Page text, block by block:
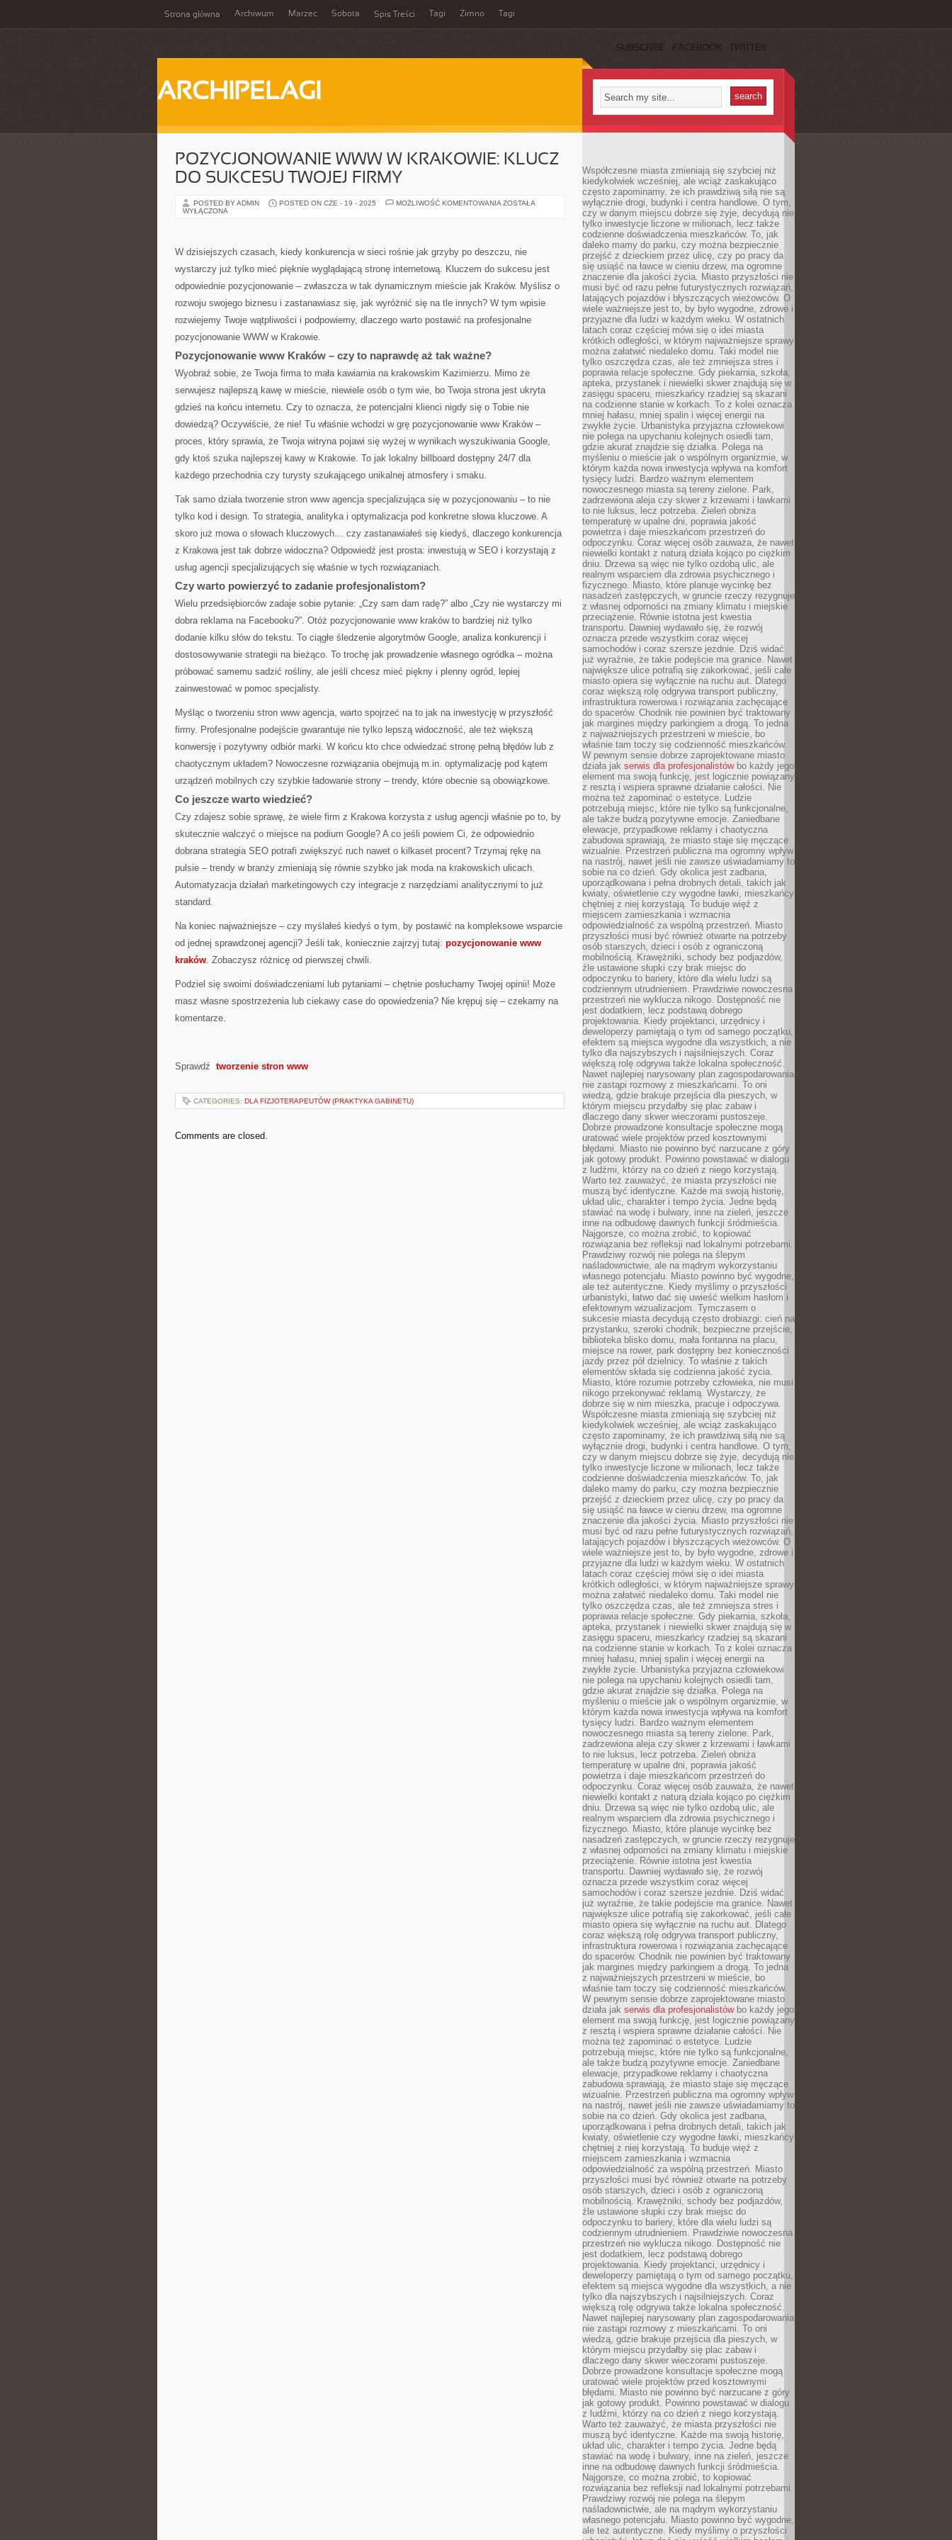
Strona główna Archiwum Marzec Sobota Spis Treści Tagi Zimno Tagi
SUBSCRIBE FACEBOOK TWITTER
ARCHIPELAGI
POZYCJONOWANIE WWW W KRAKOWIE: KLUCZ
DO SUKCESU TWOJEJ FIRMY
POSTED BY ADMIN POSTED ON CZE - 19 - 2025 MOŻLIWOŚĆ KOMENTOWANIA POZYCJONOWANIE
SUKCESU
TWOJEJ
FIRMY
ZOSTAŁA
WYŁĄCZONA
W dzisiejszych czasach, kiedy konkurencja w sieci rośnie jak grzyby po deszczu, nie
wystarczy już tylko mieć pięknie wyglądającą stronę internetową. Kluczem do sukcesu jest
odpowiednie pozycjonowanie – zwłaszcza w tak dynamicznym mieście jak Kraków. Myślisz o
rozwoju swojego biznesu i zastanawiasz się, jak wyróżnić się na tle innych? W tym wpisie
rozwiejemy Twoje wątpliwości i podpowiemy, dlaczego warto postawić na profesjonalne
pozycjonowanie WWW w Krakowie.
Pozycjonowanie www Kraków – czy to naprawdę aż tak ważne?
Wyobraź sobie, że Twoja firma to mała kawiarnia na krakowskim Kazimierzu. Mimo że
serwujesz najlepszą kawę w mieście, niewiele osób o tym wie, bo Twoja strona jest ukryta
gdzieś na końcu internetu. Czy to oznacza, że potencjalni klienci nigdy się o Tobie nie
dowiedzą? Oczywiście, że nie! Tu właśnie wchodzi w grę pozycjonowanie www Kraków –
proces, który sprawia, że Twoja witryna pojawi się wyżej w wynikach wyszukiwania Google,
gdy ktoś szuka najlepszej kawy w Krakowie. To jak lokalny billboard dostępny 24/7 dla
każdego przechodnia czy turysty szukającego unikalnej atmosfery i smaku.
Tak samo działa tworzenie stron www agencja specjalizująca się w pozycjonowaniu – to nie
tylko kod i design. To strategia, analityka i optymalizacja pod konkretne słowa kluczowe. A
skoro już mowa o słowach kluczowych… czy zastanawiałeś się kiedyś, dlaczego konkurencja
z Krakowa jest tak dobrze widoczna? Odpowiedź jest prosta: inwestują w SEO i korzystają z
usług agencji specjalizujących się właśnie w tych rozwiązaniach.
Czy warto powierzyć to zadanie profesjonalistom?
Wielu przedsiębiorców zadaje sobie pytanie: „Czy sam dam radę?” albo „Czy nie wystarczy mi
dobra reklama na Facebooku?”. Otóż pozycjonowanie www kraków to bardziej niż tylko
dodanie kilku słów do tekstu. To ciągłe śledzenie algorytmów Google, analiza konkurencji i
dostosowywanie strategii na bieżąco. To trochę jak prowadzenie własnego ogródka – można
próbować samemu sadzić rośliny, ale jeśli chcesz mieć piękny i plenny ogród, lepiej
zainwestować w pomoc specjalisty.
Myśląc o tworzeniu stron www agencja, warto spojrzeć na to jak na inwestycję w przyszłość
firmy. Profesjonalne podejście gwarantuje nie tylko lepszą widoczność, ale też większą
konwersję i pozytywny odbiór marki. W końcu kto chce odwiedzać stronę pełną błędów lub z
chaotycznym układem? Nowoczesne rozwiązania obejmują m.in. optymalizację pod kątem
urządzeń mobilnych czy szybkie ładowanie strony – trendy, które obecnie są obowiązkowe.
Co jeszcze warto wiedzieć?
Czy zdajesz sobie sprawę, że wiele firm z Krakowa korzysta z usług agencji właśnie po to, by
skutecznie walczyć o miejsce na podium Google? A co jeśli powiem Ci, że odpowiednio
dobrana strategia SEO potrafi zwiększyć ruch nawet o kilkaset procent? Trzymaj rękę na
pulsie – trendy w branży zmieniają się równie szybko jak moda na krakowskich ulicach.
Automatyzacja działań marketingowych czy integracje z narzędziami analitycznymi to już
standard.
Na koniec najważniejsze – czy myślałeś kiedyś o tym, by postawić na kompleksowe wsparcie
od jednej sprawdzonej agencji? Jeśli tak, koniecznie zajrzyj tutaj: pozycjonowanie www
kraków. Zobaczysz różnicę od pierwszej chwili.
Podziel się swoimi doświadczeniami lub pytaniami – chętnie posłuchamy Twojej opinii! Może
masz własne spostrzeżenia lub ciekawy case do opowiedzenia? Nie krępuj się – czekamy na
komentarze.
Sprawdź tworzenie stron www
CATEGORIES: DLA FIZJOTERAPEUTÓW (PRAKTYKA GABINETU)
Comments are closed.
Współczesne miasta zmieniają się szybciej niż
kiedykolwiek wcześniej, ale wciąż zaskakująco
często zapominamy, że ich prawdziwą siłą nie są
wyłącznie drogi, budynki i centra handlowe. O tym,
czy w danym miejscu dobrze się żyje, decydują nie
tylko inwestycje liczone w milionach, lecz także
codzienne doświadczenia mieszkańców. To, jak
daleko mamy do parku, czy można bezpiecznie
przejść z dzieckiem przez ulicę, czy po pracy da
się usiąść na ławce w cieniu drzew, ma ogromne
znaczenie dla jakości życia. Miasto przyszłości nie
musi być od razu pełne futurystycznych rozwiązań,
latających pojazdów i błyszczących wieżowców. O
wiele ważniejsze jest to, by było wygodne, zdrowe i
przyjazne dla ludzi w każdym wieku. W ostatnich
latach coraz częściej mówi się o idei miasta
krótkich odległości, w którym najważniejsze sprawy
można załatwić niedaleko domu. Taki model nie
tylko oszczędza czas, ale też zmniejsza stres i
poprawia relacje społeczne. Gdy piekarnia, szkoła,
apteka, przystanek i niewielki skwer znajdują się w
zasięgu spaceru, mieszkańcy rzadziej są skazani
na codzienne stanie w korkach. To z kolei oznacza
mniej hałasu, mniej spalin i więcej energii na
zwykłe życie. Urbanistyka przyjazna człowiekowi
nie polega na upychaniu kolejnych osiedli tam,
gdzie akurat znajdzie się działka. Polega na
myśleniu o mieście jak o wspólnym organizmie, w
którym każda nowa inwestycja wpływa na komfort
tysięcy ludzi. Bardzo ważnym elementem
nowoczesnego miasta są tereny zielone. Park,
zadrzewiona aleja czy skwer z krzewami i ławkami
to nie luksus, lecz potrzeba. Zieleń obniża
temperaturę w upalne dni, poprawia jakość
powietrza i daje mieszkańcom przestrzeń do
odpoczynku. Coraz więcej osób zauważa, że nawet
niewielki kontakt z naturą działa kojąco po ciężkim
dniu. Drzewa są więc nie tylko ozdobą ulic, ale
realnym wsparciem dla zdrowia psychicznego i
fizycznego. Miasto, które planuje wycinkę bez
nasadzeń zastępczych, w gruncie rzeczy rezygnuje
z własnej odporności na zmiany klimatu i miejskie
przeciążenie. Równie istotna jest kwestia
transportu. Dawniej wydawało się, że rozwój
oznacza przede wszystkim coraz więcej
samochodów i coraz szersze jezdnie. Dziś widać
już wyraźnie, że takie podejście ma granice. Nawet
największe ulice potrafią się zakorkować, jeśli całe
miasto opiera się wyłącznie na ruchu aut. Dlatego
coraz większą rolę odgrywa transport publiczny,
infrastruktura rowerowa i rozwiązania zachęcające
do spacerów. Chodnik nie powinien być traktowany
jak margines między parkingiem a drogą. To jedna
z najważniejszych przestrzeni w mieście, bo
właśnie tam toczy się codzienność mieszkańców.
W pewnym sensie dobrze zaprojektowane miasto
działa jak serwis dla profesjonalistówbo każdy jego
element ma swoją funkcję, jest logicznie powiązany
z resztą i wspiera sprawne działanie całości. Nie
można też zapominać o estetyce. Ludzie
potrzebują miejsc, które nie tylko są funkcjonalne,
ale także budzą pozytywne emocje. Zaniedbane
elewacje, przypadkowe reklamy i chaotyczna
zabudowa sprawiają, że miasto staje się męczące
wizualnie. Przestrzeń publiczna ma ogromny wpływ
na nastrój, nawet jeśli nie zawsze uświadamiamy to
sobie na co dzień. Gdy okolica jest zadbana,
uporządkowana i pełna drobnych detali, takich jak
kwiaty, oświetlenie czy wygodne ławki, mieszkańcy
chętniej z niej korzystają. To buduje więź z
miejscem zamieszkania i wzmacnia
odpowiedzialność za wspólną przestrzeń. Miasto
przyszłości musi być również otwarte na potrzeby
osób starszych, dzieci i osób z ograniczoną
mobilnością. Krawężniki, schody bez podjazdów,
źle ustawione słupki czy brak miejsc do
odpoczynku to bariery, które dla wielu ludzi są
codziennym utrudnieniem. Prawdziwie nowoczesna
przestrzeń nie wyklucza nikogo. Dostępność nie
jest dodatkiem, lecz podstawą dobrego
projektowania. Kiedy projektanci, urzędnicy i
deweloperzy pamiętają o tym od samego początku,
efektem są miejsca wygodne dla wszystkich, a nie
tylko dla najszybszych i najsilniejszych. Coraz
większą rolę odgrywa także lokalna społeczność.
Nawet najlepiej narysowany plan zagospodarowania
nie zastąpi rozmowy z mieszkańcami. To oni
wiedzą, gdzie brakuje przejścia dla pieszych, w
którym miejscu przydałby się plac zabaw i
dlaczego dany skwer wieczorami pustoszeje.
Dobrze prowadzone konsultacje społeczne mogą
uratować wiele projektów przed kosztownymi
błędami. Miasto nie powinno być narzucane z góry
jak gotowy produkt. Powinno powstawać w dialogu
z ludźmi, którzy na co dzień z niego korzystają.
Warto też zauważyć, że miasta przyszłości nie
muszą być identyczne. Każde ma swoją historię,
układ ulic, charakter i tempo życia. Jedne będą
stawiać na wodę i bulwary, inne na zieleń, jeszcze
inne na odbudowę dawnych funkcji śródmieścia.
Najgorsze, co można zrobić, to kopiować
rozwiązania bez refleksji nad lokalnymi potrzebami.
Prawdziwy rozwój nie polega na ślepym
naśladownictwie, ale na mądrym wykorzystaniu
własnego potencjału. Miasto powinno być wygodne,
ale też autentyczne. Kiedy myślimy o przyszłości
urbanistyki, łatwo dać się uwieść wielkim hasłom i
efektownym wizualizacjom. Tymczasem o
sukcesie miasta decydują często drobiazgi: cień na
przystanku, szeroki chodnik, bezpieczne przejście,
biblioteka blisko domu, mała fontanna na placu,
miejsce na rower, park dostępny bez konieczności
jazdy przez pół dzielnicy. To właśnie z takich
elementów składa się codzienna jakość życia.
Miasto, które rozumie potrzeby człowieka, nie musi
nikogo przekonywać reklamą. Wystarczy, że
dobrze się w nim mieszka, pracuje i odpoczywa.
Współczesne miasta zmieniają się szybciej niż
kiedykolwiek wcześniej, ale wciąż zaskakująco
często zapominamy, że ich prawdziwą siłą nie są
wyłącznie drogi, budynki i centra handlowe. O tym,
czy w danym miejscu dobrze się żyje, decydują nie
tylko inwestycje liczone w milionach, lecz także
codzienne doświadczenia mieszkańców. To, jak
daleko mamy do parku, czy można bezpiecznie
przejść z dzieckiem przez ulicę, czy po pracy da
się usiąść na ławce w cieniu drzew, ma ogromne
znaczenie dla jakości życia. Miasto przyszłości nie
musi być od razu pełne futurystycznych rozwiązań,
latających pojazdów i błyszczących wieżowców. O
wiele ważniejsze jest to, by było wygodne, zdrowe i
przyjazne dla ludzi w każdym wieku. W ostatnich
latach coraz częściej mówi się o idei miasta
krótkich odległości, w którym najważniejsze sprawy
można załatwić niedaleko domu. Taki model nie
tylko oszczędza czas, ale też zmniejsza stres i
poprawia relacje społeczne. Gdy piekarnia, szkoła,
apteka, przystanek i niewielki skwer znajdują się w
zasięgu spaceru, mieszkańcy rzadziej są skazani
na codzienne stanie w korkach. To z kolei oznacza
mniej hałasu, mniej spalin i więcej energii na
zwykłe życie. Urbanistyka przyjazna człowiekowi
nie polega na upychaniu kolejnych osiedli tam,
gdzie akurat znajdzie się działka. Polega na
myśleniu o mieście jak o wspólnym organizmie, w
którym każda nowa inwestycja wpływa na komfort
tysięcy ludzi. Bardzo ważnym elementem
nowoczesnego miasta są tereny zielone. Park,
zadrzewiona aleja czy skwer z krzewami i ławkami
to nie luksus, lecz potrzeba. Zieleń obniża
temperaturę w upalne dni, poprawia jakość
powietrza i daje mieszkańcom przestrzeń do
odpoczynku. Coraz więcej osób zauważa, że nawet
niewielki kontakt z naturą działa kojąco po ciężkim
dniu. Drzewa są więc nie tylko ozdobą ulic, ale
realnym wsparciem dla zdrowia psychicznego i
fizycznego. Miasto, które planuje wycinkę bez
nasadzeń zastępczych, w gruncie rzeczy rezygnuje
z własnej odporności na zmiany klimatu i miejskie
przeciążenie. Równie istotna jest kwestia
transportu. Dawniej wydawało się, że rozwój
oznacza przede wszystkim coraz więcej
samochodów i coraz szersze jezdnie. Dziś widać
już wyraźnie, że takie podejście ma granice. Nawet
największe ulice potrafią się zakorkować, jeśli całe
miasto opiera się wyłącznie na ruchu aut. Dlatego
coraz większą rolę odgrywa transport publiczny,
infrastruktura rowerowa i rozwiązania zachęcające
do spacerów. Chodnik nie powinien być traktowany
jak margines między parkingiem a drogą. To jedna
z najważniejszych przestrzeni w mieście, bo
właśnie tam toczy się codzienność mieszkańców.
W pewnym sensie dobrze zaprojektowane miasto
działa jak serwis dla profesjonalistówbo każdy jego
element ma swoją funkcję, jest logicznie powiązany
z resztą i wspiera sprawne działanie całości. Nie
można też zapominać o estetyce. Ludzie
potrzebują miejsc, które nie tylko są funkcjonalne,
ale także budzą pozytywne emocje. Zaniedbane
elewacje, przypadkowe reklamy i chaotyczna
zabudowa sprawiają, że miasto staje się męczące
wizualnie. Przestrzeń publiczna ma ogromny wpływ
na nastrój, nawet jeśli nie zawsze uświadamiamy to
sobie na co dzień. Gdy okolica jest zadbana,
uporządkowana i pełna drobnych detali, takich jak
kwiaty, oświetlenie czy wygodne ławki, mieszkańcy
chętniej z niej korzystają. To buduje więź z
miejscem zamieszkania i wzmacnia
odpowiedzialność za wspólną przestrzeń. Miasto
przyszłości musi być również otwarte na potrzeby
osób starszych, dzieci i osób z ograniczoną
mobilnością. Krawężniki, schody bez podjazdów,
źle ustawione słupki czy brak miejsc do
odpoczynku to bariery, które dla wielu ludzi są
codziennym utrudnieniem. Prawdziwie nowoczesna
przestrzeń nie wyklucza nikogo. Dostępność nie
jest dodatkiem, lecz podstawą dobrego
projektowania. Kiedy projektanci, urzędnicy i
deweloperzy pamiętają o tym od samego początku,
efektem są miejsca wygodne dla wszystkich, a nie
tylko dla najszybszych i najsilniejszych. Coraz
większą rolę odgrywa także lokalna społeczność.
Nawet najlepiej narysowany plan zagospodarowania
nie zastąpi rozmowy z mieszkańcami. To oni
wiedzą, gdzie brakuje przejścia dla pieszych, w
którym miejscu przydałby się plac zabaw i
dlaczego dany skwer wieczorami pustoszeje.
Dobrze prowadzone konsultacje społeczne mogą
uratować wiele projektów przed kosztownymi
błędami. Miasto nie powinno być narzucane z góry
jak gotowy produkt. Powinno powstawać w dialogu
z ludźmi, którzy na co dzień z niego korzystają.
Warto też zauważyć, że miasta przyszłości nie
muszą być identyczne. Każde ma swoją historię,
układ ulic, charakter i tempo życia. Jedne będą
stawiać na wodę i bulwary, inne na zieleń, jeszcze
inne na odbudowę dawnych funkcji śródmieścia.
Najgorsze, co można zrobić, to kopiować
rozwiązania bez refleksji nad lokalnymi potrzebami.
Prawdziwy rozwój nie polega na ślepym
naśladownictwie, ale na mądrym wykorzystaniu
własnego potencjału. Miasto powinno być wygodne,
ale też autentyczne. Kiedy myślimy o przyszłości